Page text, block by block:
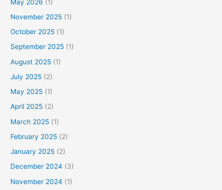
May 2026 (1)
November 2025 (1)
October 2025 (1)
September 2025 (1)
August 2025 (1)
July 2025 (2)
May 2025 (1)
April 2025 (2)
March 2025 (1)
February 2025 (2)
January 2025 (2)
December 2024 (3)
November 2024 (1)